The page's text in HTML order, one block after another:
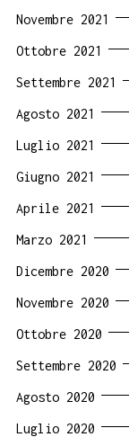
Novembre 2021
Ottobre 2021
Settembre 2021
Agosto 2021
Luglio 2021
Giugno 2021
Aprile 2021
Marzo 2021
Dicembre 2020
Novembre 2020
Ottobre 2020
Settembre 2020
Agosto 2020
Luglio 2020